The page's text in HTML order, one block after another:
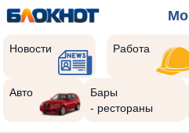
Новости Работа
Авто
Бары
- рестораны